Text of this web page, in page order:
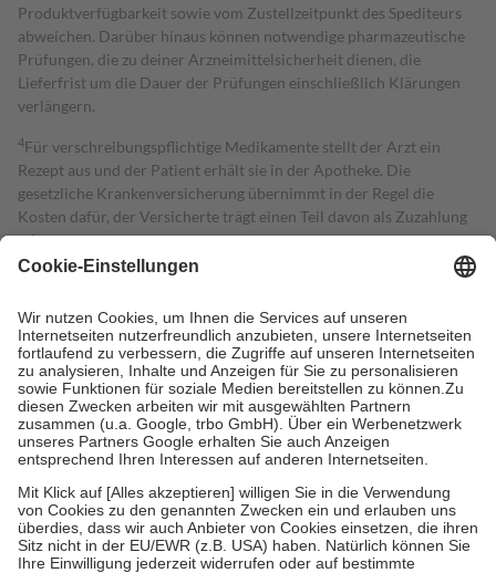
Produktverfügbarkeit sowie vom Zustellzeitpunkt des Spediteurs
abweichen. Darüber hinaus können notwendige pharmazeutische
Prüfungen, die zu deiner Arzneimittelsicherheit dienen, die
Lieferfrist um die Dauer der Prüfungen einschließlich Klärungen
verlängern.
4Für verschreibungspflichtige Medikamente stellt der Arzt ein
Rezept aus und der Patient erhält sie in der Apotheke. Die
gesetzliche Krankenversicherung übernimmt in der Regel die
Kosten dafür, der Versicherte trägt einen Teil davon als Zuzahlung
mit.
Grundsätzlich leisten Mitglieder Zuzahlungen in Höhe von zehn
höchstens zehn Euro.
Es sind jedoch nie mehr als die tatsächlichen
Kosten der Leistung zu entrichten.
Diese Regeln gelten grundsätzlich auch für Online-Apotheken.
Bei Heilmitteln und häuslicher Krankenpflege beträgt die
Zuzahlung zehn Prozent der Kosten sowie zehn Euro je
Verordnung.
Um das Engagement der Versicherten für ihre eigene Gesundheit zu
stärken und die besondere Stellung der Familie zu unterstützen,
fallenkeine Zuzahlungenan bei:
• Kindern und Jugendlichen bis zum vollendeten 18. Lebensjahr
mit Ausnahme der Fahrkosten
• Untersuchungen zur Vorsorge und Früherkennung, die von der